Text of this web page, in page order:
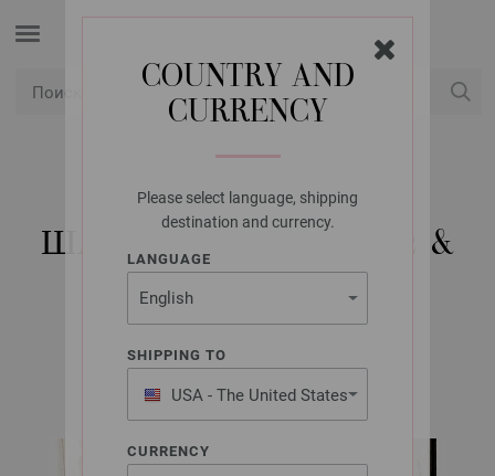
COUNTRY AND
CURRENCY
Please select language, shipping
destination and currency.
LANGUAGE
SHIPPING TO
USA - The United States
of America
CURRENCY
LANA GROSSA
ШАЛЬ BRIGITTE NO. 2 &
BRIGITTE NO. 3
Brigitte Beilage 25/2021 | Модель 3